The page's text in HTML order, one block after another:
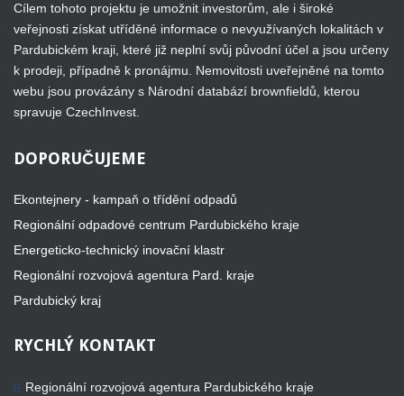
Cílem tohoto projektu je umožnit investorům, ale i široké
veřejnosti získat utříděné informace o nevyužívaných lokalitách v
Pardubickém kraji, které již neplní svůj původní účel a jsou určeny
k prodeji, případně k pronájmu. Nemovitosti uveřejněné na tomto
webu jsou provázány s Národní databází brownfieldů, kterou
spravuje CzechInvest.
DOPORUČUJEME
Ekontejnery - kampaň o třídění odpadů
Regionální odpadové centrum Pardubického kraje
Energeticko-technický inovační klastr
Regionální rozvojová agentura Pard. kraje
Pardubický kraj
RYCHLÝ KONTAKT
Regionální rozvojová agentura Pardubického kraje